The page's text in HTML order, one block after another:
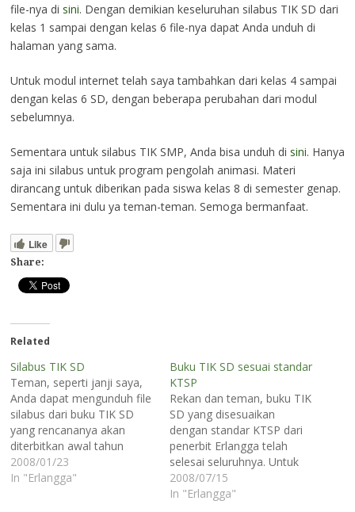
file-nya di sini. Dengan demikian keseluruhan silabus TIK SD dari
kelas 1 sampai dengan kelas 6 file-nya dapat Anda unduh di
halaman yang sama.
Untuk modul internet telah saya tambahkan dari kelas 4 sampai
dengan kelas 6 SD, dengan beberapa perubahan dari modul
sebelumnya.
Sementara untuk silabus TIK SMP, Anda bisa unduh di sini. Hanya
saja ini silabus untuk program pengolah animasi. Materi
dirancang untuk diberikan pada siswa kelas 8 di semester genap.
Sementara ini dulu ya teman-teman. Semoga bermanfaat.
Like
Share:
Related
Silabus TIK SD
Teman, seperti janji saya,
Anda dapat mengunduh file
silabus dari buku TIK SD
yang rencananya akan
diterbitkan awal tahun
ajaran baru di sini.
Sementara ini baru silabus
2008/01/23
In "Erlangga"
Buku TIK SD sesuai standar
KTSP
Rekan dan teman, buku TIK
SD yang disesuaikan
dengan standar KTSP dari
penerbit Erlangga telah
selesai seluruhnya. Untuk
silabus dan contoh RPP
dapat Anda unduh di sini.
2008/07/15
In "Erlangga"